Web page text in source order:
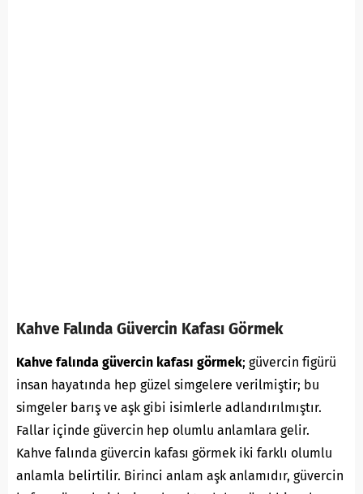
Kahve Falında Güvercin Kafası Görmek
Kahve falında güvercin kafası görmek; güvercin figürü
insan hayatında hep güzel simgelere verilmiştir; bu
simgeler barış ve aşk gibi isimlerle adlandırılmıştır.
Fallar içinde güvercin hep olumlu anlamlara gelir.
Kahve falında güvercin kafası görmek iki farklı olumlu
anlamla belirtilir. Birinci anlam aşk anlamıdır, güvercin